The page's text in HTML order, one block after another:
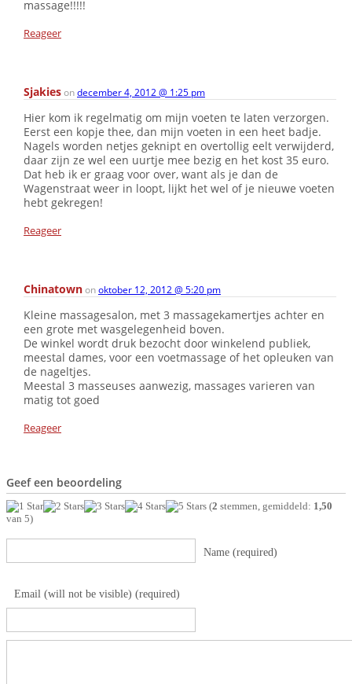
massage!!!!!
Reageer
Sjakiesondecember 4, 2012 @ 1:25 pm
Hier kom ik regelmatig om mijn voeten te laten verzorgen.
Eerst een kopje thee, dan mijn voeten in een heet badje.
Nagels worden netjes geknipt en overtollig eelt verwijderd,
daar zijn ze wel een uurtje mee bezig en het kost 35 euro.
Dat heb ik er graag voor over, want als je dan de
Wagenstraat weer in loopt, lijkt het wel of je nieuwe voeten
hebt gekregen!
Reageer
Chinatownonoktober 12, 2012 @ 5:20 pm
Kleine massagesalon, met 3 massagekamertjes achter en
een grote met wasgelegenheid boven.
De winkel wordt druk bezocht door winkelend publiek,
meestal dames, voor een voetmassage of het opleuken van
de nageltjes.
Meestal 3 masseuses aanwezig, massages varieren van
matig tot goed
Reageer
Geef een beoordeling
(2 stemmen, gemiddeld: 1,50
van 5)
Name (required)
Email (will not be visible) (required)